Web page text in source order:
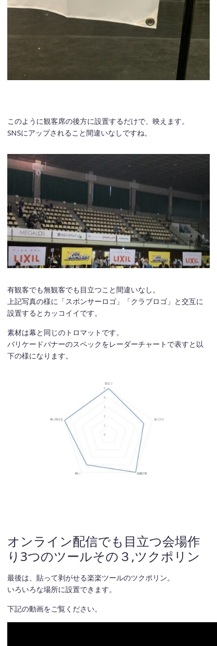
このように観客席の後方に設置するだけで、映えます。
SNSにアップされること間違いなしですね。
有観客でも無観客でも目立つこと間違いなし。
上記写真の様に「スポンサーロゴ」「クラブロゴ」と交互に
設置するとカッコイイです。
素材は幕と同じのトロマットです。
バリケードバナーのスペックをレーダーチャートで表すと以
下の様になります。
オンライン配信でも目立つ会場作
り3つのツールその３,ツクポリン
最後は、貼って剥がせる楽楽ツールのツクポリン。
いろいろな場所に設置できます。
下記の動画をご覧ください。